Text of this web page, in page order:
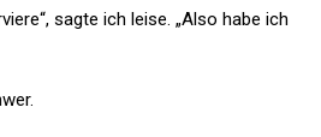
sagte ich leise. „Also habe ich